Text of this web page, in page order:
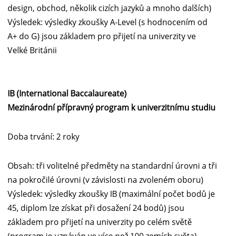
design, obchod, několik cizích jazyků a mnoho dalších)
Výsledek: výsledky zkoušky A-Level (s hodnocením od
A+ do G) jsou základem pro přijetí na univerzity ve
Velké Británii
IB (International Baccalaureate)
Mezinárodní přípravný program k univerzitnímu studiu
Doba trvání: 2 roky
Obsah: tři volitelné předměty na standardní úrovni a tři
na pokročilé úrovni (v závislosti na zvoleném oboru)
Výsledek: výsledky zkoušky IB (maximální počet bodů je
45, diplom lze získat při dosažení 24 bodů) jsou
základem pro přijetí na univerzity po celém světě